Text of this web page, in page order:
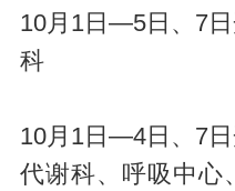
10月1日—5日、7
科
10月1日—4日、7
代谢科、呼吸中心